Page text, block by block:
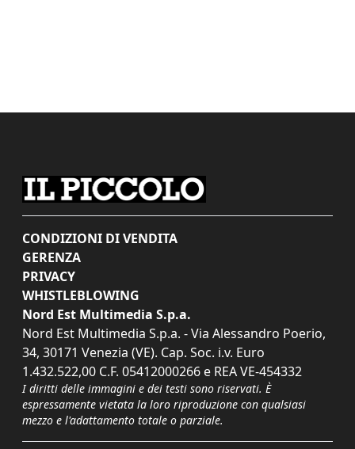
CONDIZIONI DI VENDITA
GERENZA
PRIVACY
WHISTLEBLOWING
Nord Est Multimedia S.p.a.
Nord Est Multimedia S.p.a. - Via Alessandro Poerio,
34, 30171 Venezia (VE). Cap. Soc. i.v. Euro
1.432.522,00 C.F. 05412000266 e REA VE-454332
I diritti delle immagini e dei testi sono riservati. È
espressamente vietata la loro riproduzione con qualsiasi
mezzo e l'adattamento totale o parziale.